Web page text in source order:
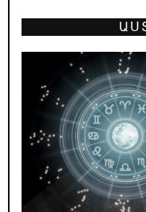
12.05.2026
Տեր-
իշխանության
աշխատանքը. 1996
11.05.2026
Ո՞վ է
08.05.2026